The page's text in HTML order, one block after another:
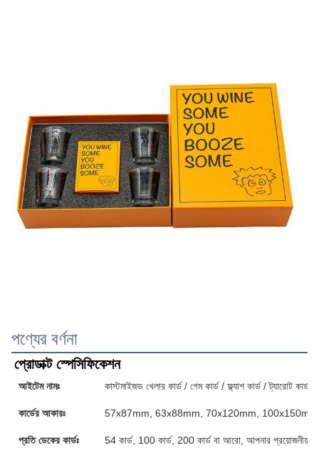
পণ্যের বর্ণনা
প্রোডাক্ট স্পেসিফিকেশন
আইটেম নামঃ কাস্টমাইজড খেলার কার্ড / গেম কার্ড / ফ্ল্যাশ কার্ড / ট্যারোট কার্ড /
কার্ডের আকারঃ 57x87mm, 63x88mm, 70x120mm, 100x150mm
প্রতি ডেকের কার্ডঃ 54 কার্ড, 100 কার্ড, 200 কার্ড বা আরো, আপনার প্রয়োজনীয়তা